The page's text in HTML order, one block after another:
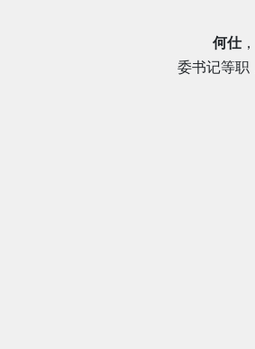
何仕，
委书记等职